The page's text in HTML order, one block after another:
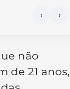
não
de 21 anos,